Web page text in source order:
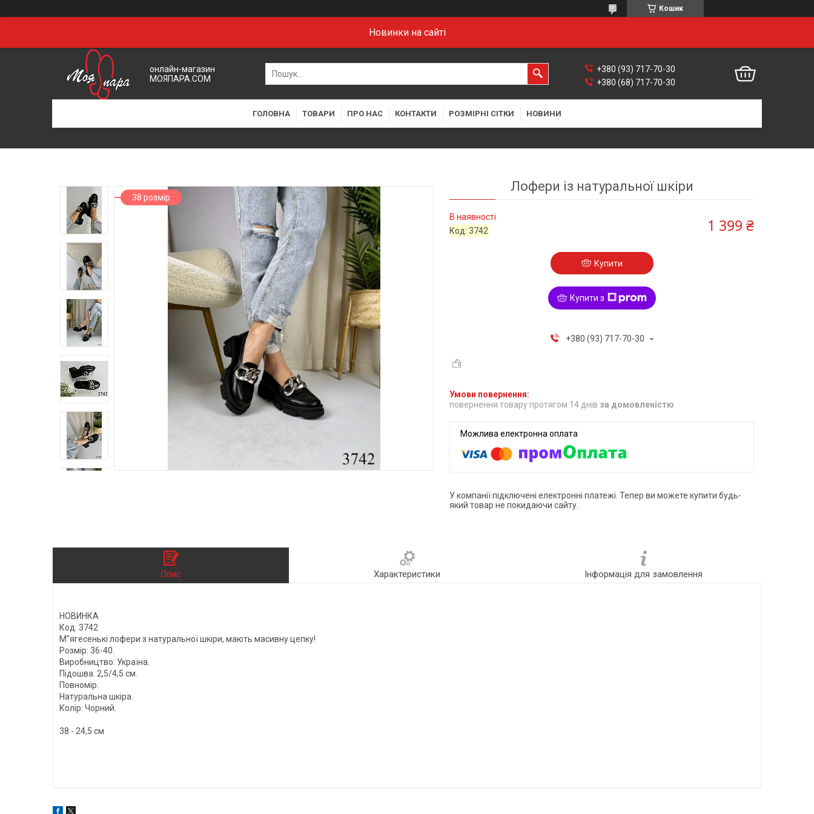
Кошик
Новинки на сайті
онлайн-магазин
МОЯПАРА.COM
+380 (93) 717-70-30
+380 (68) 717-70-30
ГОЛОВНА ТОВАРИ ПРО НАС КОНТАКТИ РОЗМІРНІ СІТКИ НОВИНИ
38 розмір
Лофери із натуральної шкіри
В наявності
Код:3742 1 399 ₴
Купити
Купити з
+380 (93) 717-70-30
повернення товару протягом 14 днів за домовленістю
У компанії підключені електронні платежі. Тепер ви можете купити будь-
який товар не покидаючи сайту.
Опис Характеристики Інформація для замовлення
НОВИНКА
Код: 3742
М"ягесенькі лофери з натуральної шкіри, мають масивну цепку!
Розмір: 36-40.
Виробництво: Україна.
Підошва: 2,5/4,5 см.
Повномір.
Натуральна шкіра.
Колір: Чорний.
38 - 24,5 см